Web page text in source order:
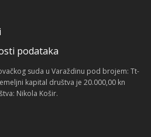
podataka
suda u Varaždinu pod brojem: Tt-
kapital društva je 20.000,00 kn
Nikola Košir.